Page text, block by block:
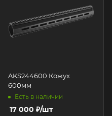
AKS244600 Кожух
600мм
Есть в наличии
17 000 ₽/шт